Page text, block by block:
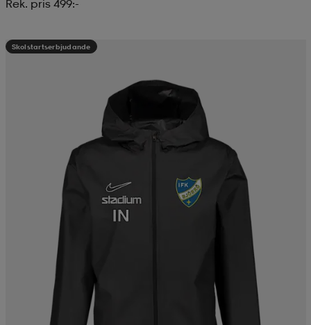
Rek. pris 499:-
Skolstartserbjudande